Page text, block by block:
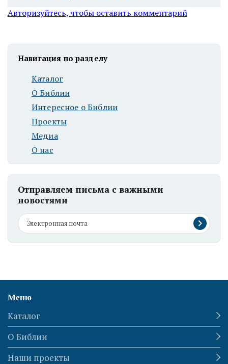
Авторизуйтесь, чтобы оставить комментарий
Навигация по разделу
Каталог
О Библии
Интересное о Библии
Проекты
Медиа
О нас
Отправляем письма с важными
новостями
Меню
Каталог
О Библии
Наши проекты